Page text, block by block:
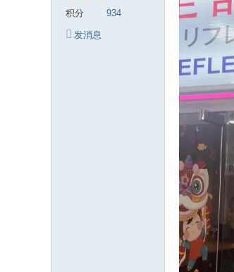
积分 934
发消息